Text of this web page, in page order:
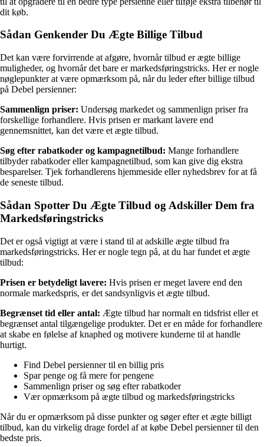
dit køb.
Sådan Genkender Du Ægte Billige Tilbud
Det kan være forvirrende at afgøre, hvornår tilbud er ægte billige
muligheder, og hvornår det bare er markedsføringstricks. Her er nogle
nøglepunkter at være opmærksom på, når du leder efter billige tilbud
på Debel persienner:
Sammenlign priser: Undersøg markedet og sammenlign priser fra
forskellige forhandlere. Hvis prisen er markant lavere end
gennemsnittet, kan det være et ægte tilbud.
Søg efter rabatkoder og kampagnetilbud: Mange forhandlere
tilbyder rabatkoder eller kampagnetilbud, som kan give dig ekstra
besparelser. Tjek forhandlerens hjemmeside eller nyhedsbrev for at få
de seneste tilbud.
Sådan Spotter Du Ægte Tilbud og Adskiller Dem fra
Markedsføringstricks
Det er også vigtigt at være i stand til at adskille ægte tilbud fra
markedsføringstricks. Her er nogle tegn på, at du har fundet et ægte
tilbud:
Prisen er betydeligt lavere: Hvis prisen er meget lavere end den
normale markedspris, er det sandsynligvis et ægte tilbud.
Begrænset tid eller antal: Ægte tilbud har normalt en tidsfrist eller et
begrænset antal tilgængelige produkter. Det er en måde for forhandlere
at skabe en følelse af knaphed og motivere kunderne til at handle
hurtigt.
Find Debel persienner til en billig pris
Spar penge og få mere for pengene
Sammenlign priser og søg efter rabatkoder
Vær opmærksom på ægte tilbud og markedsføringstricks
Når du er opmærksom på disse punkter og søger efter et ægte billigt
tilbud, kan du virkelig drage fordel af at købe Debel persienner til den
bedste pris.